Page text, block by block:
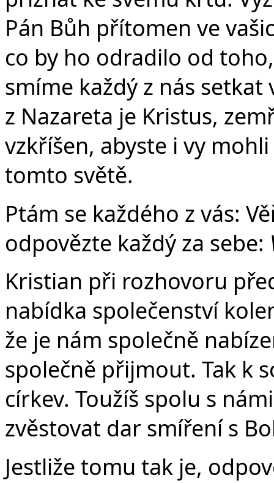
Pán Bůh přítomen ve
co by ho odradilo od
smíme každý z nás setkat
z Nazareta je Kristus,
vzkříšen, abyste i vy
tomto světě.
Ptám se každého z vás:
odpovězte každý za sebe:
Kristian při rozhovoru
nabídka společenství
že je nám společně
společně přijmout. Tak k
církev. Toužíš spolu s
zvěstovat dar smíření s
Jestliže tomu tak je,